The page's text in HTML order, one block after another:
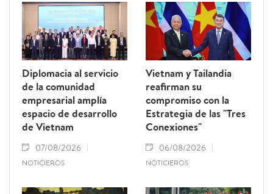
Diplomacia al servicio
de la comunidad
empresarial amplía
espacio de desarrollo
de Vietnam
07/08/2026
NOTICIEROS
Vietnam y Tailandia
reafirman su
compromiso con la
Estrategia de las "Tres
Conexiones"
06/08/2026
NOTICIEROS